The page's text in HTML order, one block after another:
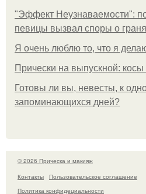
"Эффект Неузнаваемости":
певицы вызвал споры о
Я очень люблю то, что я
Прически на выпускной: косы
Готовы ли вы, невесты, к
запоминающихся дней?
© 2026 Прическа и макияж
Контакты
Пользовательское соглашение
Политика конфидециальности